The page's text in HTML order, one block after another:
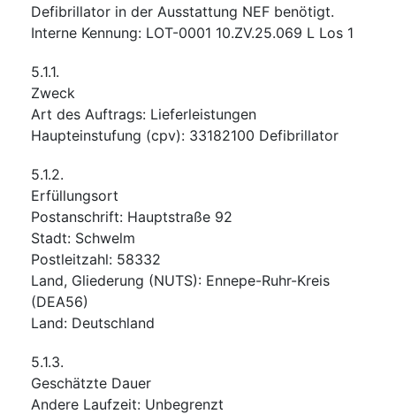
Defibrillator in der Ausstattung NEF benötigt.
Interne Kennung: LOT-0001 10.ZV.25.069 L Los 1
5.1.1.
Zweck
Art des Auftrags: Lieferleistungen
Haupteinstufung (cpv): 33182100 Defibrillator
5.1.2.
Erfüllungsort
Postanschrift: Hauptstraße 92
Stadt: Schwelm
Postleitzahl: 58332
Land, Gliederung (NUTS): Ennepe-Ruhr-Kreis
(DEA56)
Land: Deutschland
5.1.3.
Geschätzte Dauer
Andere Laufzeit: Unbegrenzt